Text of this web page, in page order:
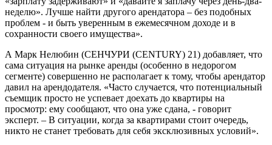
неделю». Лучше найти другого арендатора – без подобных
проблем - и быть уверенным в ежемесячном доходе и в
сохранности своего имущества».
А Марк Нелюбин (СЕНЧУРИ (CENTURY) 21) добавляет, что
сама ситуация на рынке аренды (особенно в недорогом
сегменте) совершенно не располагает к тому, чтобы арендатор
давил на арендодателя. «Часто случается, что потенциальный
съемщик просто не успевает доехать до квартиры на
просмотр: ему сообщают, что она уже сдана, - говорит
эксперт. – В ситуации, когда за квартирами стоит очередь,
никто не станет требовать для себя эксклюзивных условий».